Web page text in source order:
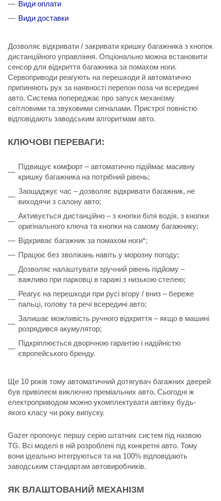
Види оплати
Види доставки
Дозволяє відкривати / закривати кришку багажника з кнопок
дистанційного управління. Опціонально можна встановити
сенсор для відкриття багажника за помахом ноги.
Сервоприводи реагують на перешкоди й автоматично
припиняють рух за наявності перепон поза чи всередині
авто. Система попереджає про запуск механізму
світловими та звуковими сигналами. Пристрої повністю
відповідають заводським алгоритмам авто.
КЛЮЧОВІ ПЕРЕВАГИ:
Підвищує комфорт – автоматично підіймає масивну
кришку багажника на потрібний рівень;
Заощаджує час – дозволяє відкривати багажник, не
виходячи з салону авто;
Активується дистанційно – з кнопки біля водія, з кнопки
оригінального ключа та кнопки на самому багажнику;
Відкриває багажник за помахом ноги*;
Працює без зволікань навіть у морозну погоду;
Дозволяє налаштувати зручний рівень підйому –
важливо при парковці в гаражі з низькою стелею;
Реагує на перешкоди при русі вгору / вниз – береже
пальці, голову та речі всередині авто;
Залишає можливість ручного відкриття – якщо в машині
розрядився акумулятор;
Підкріплюється дворічною гарантію і надійністю
європейського бренду.
Ще 10 років тому автоматичний дотягувач багажних дверей
був привілеєм виключно преміальних авто. Сьогодні ж
електроприводом можно укомплектувати автівку будь-
якого класу чи року випуску.
Gazer пропонує першу серію штатних систем під назвою
TG. Всі моделі в ній розроблені під конкретні авто. Тому
вони ідеально інтегруються та на 100% відповідають
заводським стандартам автовиробників.
ЯК ВЛАШТОВАНИЙ МЕХАНІЗМ